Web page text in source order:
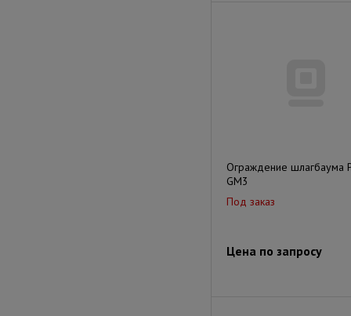
Ограждение шлагбаума
GM3
Под заказ
Цена по запросу